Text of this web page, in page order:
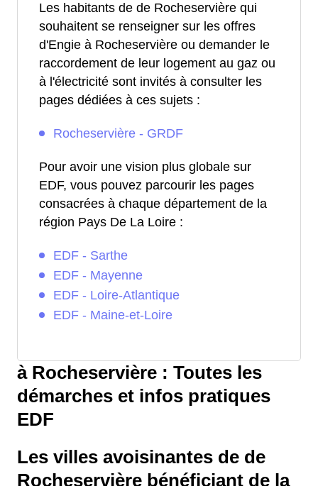
Les habitants de de Rocheservière qui
souhaitent se renseigner sur les offres
d'Engie à Rocheservière ou demander le
raccordement de leur logement au gaz ou
à l'électricité sont invités à consulter les
pages dédiées à ces sujets :
Rocheservière - GRDF
Pour avoir une vision plus globale sur
EDF, vous pouvez parcourir les pages
consacrées à chaque département de la
région Pays De La Loire :
EDF - Sarthe
EDF - Mayenne
EDF - Loire-Atlantique
EDF - Maine-et-Loire
à Rocheservière : Toutes les
démarches et infos pratiques
EDF
Les villes avoisinantes de de
Rocheservière bénéficiant de la